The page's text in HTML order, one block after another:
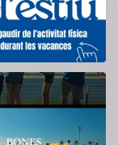
nova temporada al
Mar Bella. ...